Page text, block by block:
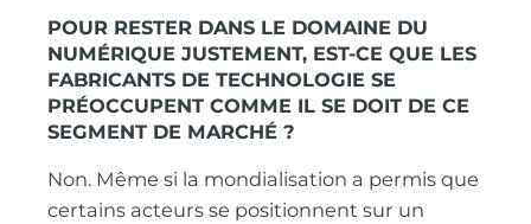
POUR RESTER DANS LE DOMAINE DU
NUMÉRIQUE JUSTEMENT, EST-CE QUE LES
FABRICANTS DE TECHNOLOGIE SE
PRÉOCCUPENT COMME IL SE DOIT DE CE
SEGMENT DE MARCHÉ ?
Non. Même si la mondialisation a permis que
certains acteurs se positionnent sur un